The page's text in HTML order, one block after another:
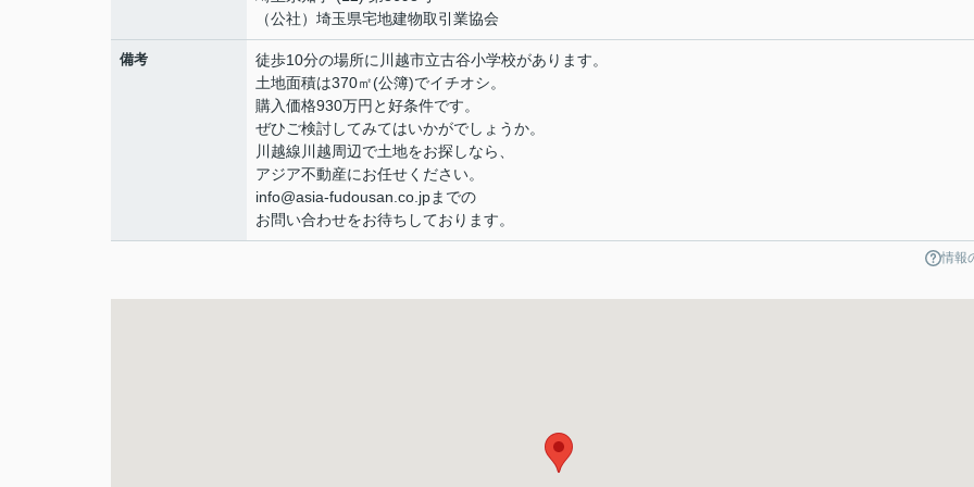
（公社）埼玉県宅地建物取引業協会
備考
徒歩10分の場所に川越市立古谷小学校があります。
土地面積は370㎡(公簿)でイチオシ。
購入価格930万円と好条件です。
ぜひご検討してみてはいかがでしょうか。
川越線川越周辺で土地をお探しなら、
アジア不動産にお任せください。
info@asia-fudousan.co.jpまでの
お問い合わせをお待ちしております。
情報